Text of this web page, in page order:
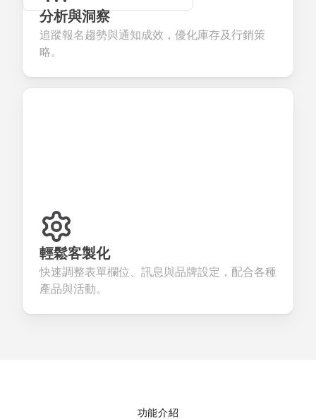
分析與洞察
追蹤報名趨勢與通知成效，優化庫存及行銷策
略。
輕鬆客製化
快速調整表單欄位、訊息與品牌設定，配合各種
產品與活動。
功能介紹